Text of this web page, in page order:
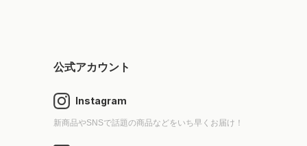
公式アカウント
Instagram
新商品やSNSで話題の商品などをいち早くお届け！